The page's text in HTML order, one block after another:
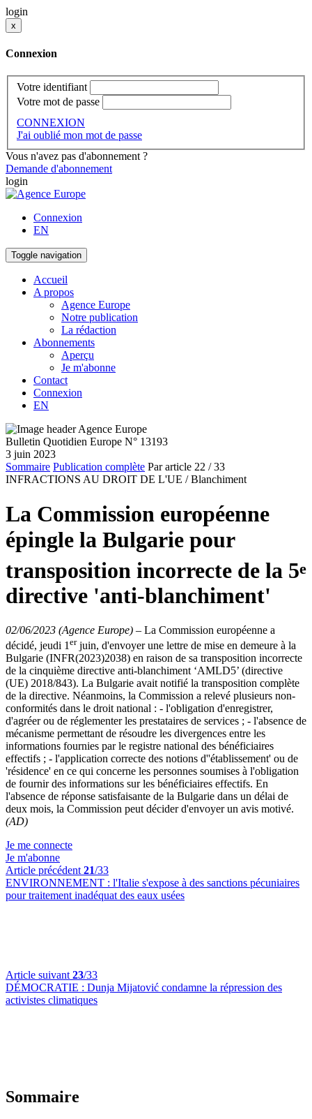
login
x
Connexion
Votre identifiant
Votre mot de passe
CONNEXION
J'ai oublié mon mot de passe
Vous n'avez pas d'abonnement ?
Demande d'abonnement
login
Connexion
EN
Toggle navigation
Accueil
A propos
Agence Europe
Notre publication
La rédaction
Abonnements
Aperçu
Je m'abonne
Contact
Connexion
EN
Bulletin Quotidien Europe N° 13193
3 juin 2023
Sommaire Publication complète Par article 22 / 33
INFRACTIONS AU DROIT DE L'UE / Blanchiment
La Commission européenne
épingle la Bulgarie pour
transposition incorrecte de la 5e
directive 'anti-blanchiment'
02/06/2023 (Agence Europe) – La Commission européenne a
décidé, jeudi 1 erjuin, d'envoyer une lettre de mise en demeure à la
Bulgarie (INFR(2023)2038) en raison de sa transposition incorrecte
de la cinquième directive anti-blanchiment ‘AMLD5’ (directive
(UE) 2018/843). La Bulgarie avait notifié la transposition complète
de la directive. Néanmoins, la Commission a relevé plusieurs non-
conformités dans le droit national : - l'obligation d'enregistrer,
d'agréer ou de réglementer les prestataires de services ; - l'absence de
mécanisme permettant de résoudre les divergences entre les
informations fournies par le registre national des bénéficiaires
effectifs ; - l'application correcte des notions d''établissement' ou de
'résidence' en ce qui concerne les personnes soumises à l'obligation
de fournir des informations sur les bénéficiaires effectifs. En
l'absence de réponse satisfaisante de la Bulgarie dans un délai de
deux mois, la Commission peut décider d'envoyer un avis motivé.
(AD)
Je me connecte
Je m'abonne
Article précédent 21/33
ENVIRONNEMENT : l'Italie s'expose à des sanctions pécuniaires
pour traitement inadéquat des eaux usées
Article suivant 23/33
DÉMOCRATIE : Dunja Mijatović condamne la répression des
activistes climatiques
Sommaire